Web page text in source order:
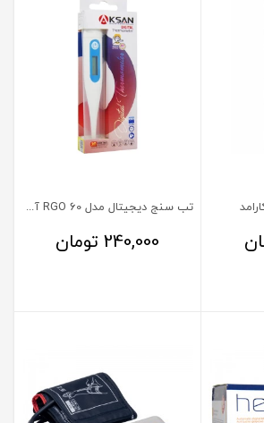
تب سنج دیجیتال مدل RGO 60 آکسان
240,000 تومان